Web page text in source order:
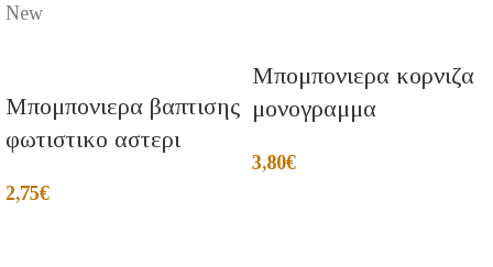
New
Μπομπονιερα βαπτισης
φωτιστικο αστερι
2,75€
Μπομπονιερα κορνιζα
μονογραμμα
3,80€